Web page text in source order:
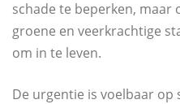
schade te beperken, maar
groene en veerkrachtige
om in te leven.
De urgentie is voelbaar op